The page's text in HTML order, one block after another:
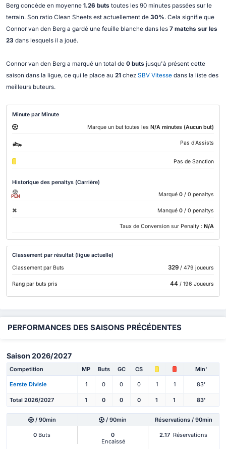
Berg concède en moyenne 1.26 buts toutes les 90 minutes passées sur le
terrain. Son ratio Clean Sheets est actuellement de 30%. Cela signifie que
Connor van den Berg a gardé une feuille blanche dans les 7 matchs sur les
23 dans lesquels il a joué.
Connor van den Berg a marqué un total de 0 buts jusqu'à présent cette
saison dans la ligue, ce qui le place au 21chez SBV Vitessedans la liste des
meilleurs buteurs.
Minute par Minute
Marque un but toutes les N/A minutes (Aucun but)
Pas d'Assists
Pas de Sanction
Historique des penaltys (Carrière)
PEN Marqué 0 / 0 penaltys
Manqué 0 / 0 penaltys
Taux de Conversion sur Penalty : N/A
Classement par résultat (ligue actuelle)
Classement par Buts
329/ 479 joueurs
Rang par buts pris 44/ 196 Joueurs
PERFORMANCES DES SAISONS PRÉCÉDENTES
Saison 2026/2027
Competition MP Buts GC CS Min'
Eerste Divisie 1 0 0 0 1 1 83'
Total 2026/2027 1 0 0 0 1 1 83'
/ 90min / 90min Réservations / 90min
0 Buts
0
Encaissé
2.17 Réservations